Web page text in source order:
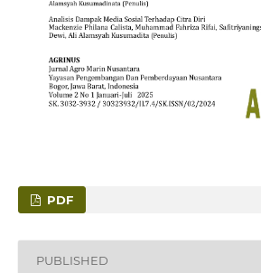
PDF
PUBLISHED